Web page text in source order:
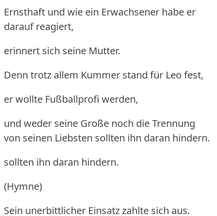
Ernsthaft und wie ein Erwachsener habe er
darauf reagiert,
erinnert sich seine Mutter.
Denn trotz allem Kummer stand für Leo fest,
er wollte Fußballprofi werden,
und weder seine Große noch die Trennung
von seinen Liebsten sollten ihn daran hindern.
sollten ihn daran hindern.
(Hymne)
Sein unerbittlicher Einsatz zahlte sich aus.